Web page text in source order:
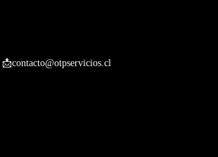
📩contacto@otpservicios.cl